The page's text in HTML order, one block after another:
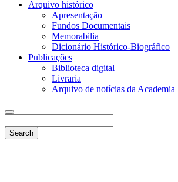
Arquivo histórico
Apresentação
Fundos Documentais
Memorabilia
Dicionário Histórico-Biográfico
Publicações
Biblioteca digital
Livraria
Arquivo de notícias da Academia